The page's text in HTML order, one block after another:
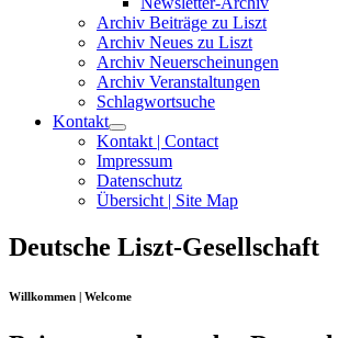
Archiv Beiträge zu Liszt
Archiv Neues zu Liszt
Archiv Neuerscheinungen
Archiv Veranstaltungen
Schlagwortsuche
Kontakt
Kontakt | Contact
Impressum
Datenschutz
Übersicht | Site Map
Deutsche Liszt-Gesellschaft
Willkommen | Welcome